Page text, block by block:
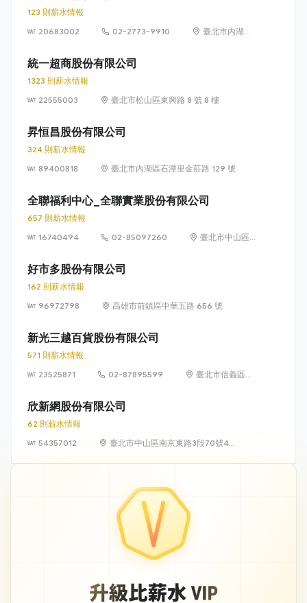
123 則薪水情報
20683002
02-2773-9910
臺北市內湖區
統一超商股份有限公司
1323 則薪水情報
22555003
臺北市松山區東興路 8 號 8 樓
昇恒昌股份有限公司
324 則薪水情報
89400818
臺北市內湖區石潭里金莊路 129 號
全聯福利中心_全聯實業股份有限公司
657 則薪水情報
16740494
02-85097260
臺北市中山區敬
好市多股份有限公司
162 則薪水情報
96972798
高雄市前鎮區中華五路 656 號
新光三越百貨股份有限公司
571 則薪水情報
23525871
02-87895599
臺北市信義區松
欣新網股份有限公司
62 則薪水情報
54357012
臺北市中山區南京東路3段70號4